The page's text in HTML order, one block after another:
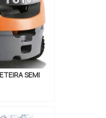
apenas
produtos e
qualidade e
mas que
da empresa
lembrar
ser adquirido
no
SEMI